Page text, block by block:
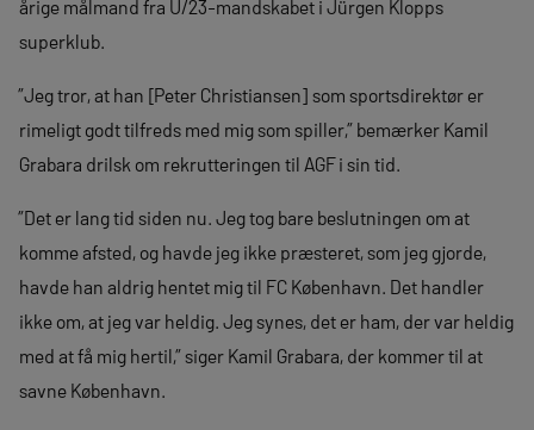
årige målmand fra U/23-mandskabet i Jürgen Klopps
superklub.
”Jeg tror, at han [Peter Christiansen] som sportsdirektør er
rimeligt godt tilfreds med mig som spiller,” bemærker Kamil
Grabara drilsk om rekrutteringen til AGF i sin tid.
”Det er lang tid siden nu. Jeg tog bare beslutningen om at
komme afsted, og havde jeg ikke præsteret, som jeg gjorde,
havde han aldrig hentet mig til FC København. Det handler
ikke om, at jeg var heldig. Jeg synes, det er ham, der var heldig
med at få mig hertil,” siger Kamil Grabara, der kommer til at
savne København.